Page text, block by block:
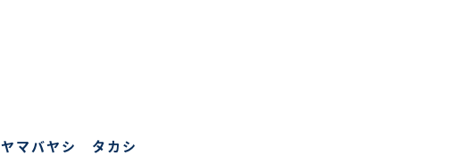
ヤマバヤシ タカシ